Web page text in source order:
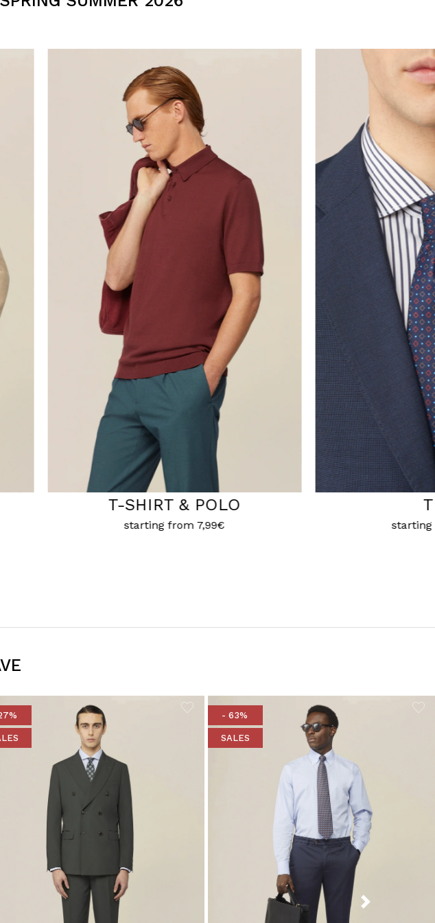
TIES
starting from 7,99€ starting
- 63%
SALES